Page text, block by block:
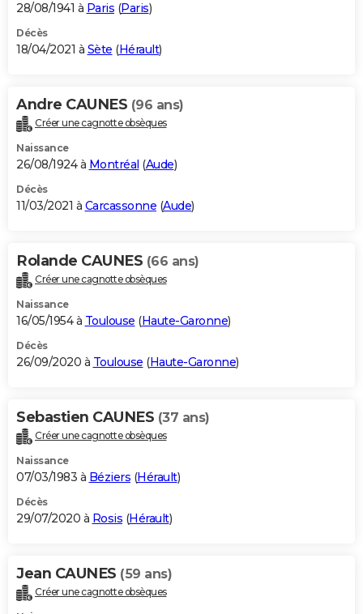
28/08/1941 à Paris (Paris)
Décès
18/04/2021 à Sète (Hérault)
Andre CAUNES (96 ans)
Créer une cagnotte obsèques
Naissance
26/08/1924 à Montréal (Aude)
Décès
11/03/2021 à Carcassonne (Aude)
Rolande CAUNES (66 ans)
Créer une cagnotte obsèques
Naissance
16/05/1954 à Toulouse (Haute-Garonne)
Décès
26/09/2020 à Toulouse (Haute-Garonne)
Sebastien CAUNES (37 ans)
Créer une cagnotte obsèques
Naissance
07/03/1983 à Béziers (Hérault)
Décès
29/07/2020 à Rosis (Hérault)
Jean CAUNES (59 ans)
Créer une cagnotte obsèques